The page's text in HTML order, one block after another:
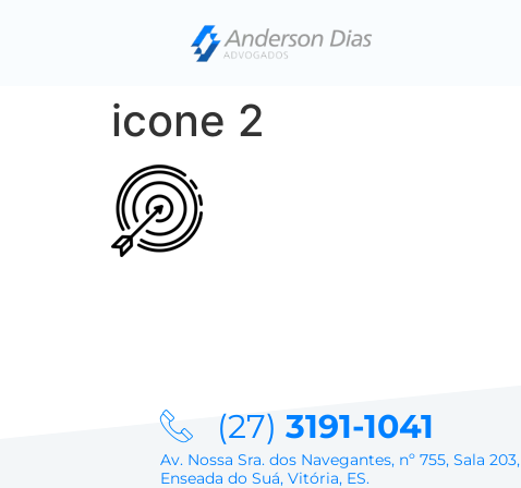
icone 2
(27) 3191-1041
Av. Nossa Sra. dos Navegantes, nº 755, Sala 203,
Enseada do Suá, Vitória, ES.